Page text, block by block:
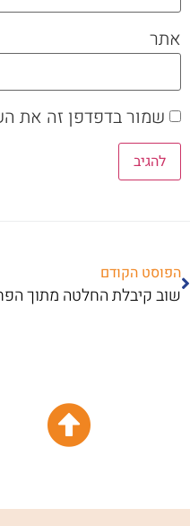
אתר
שמור בדפדפן זה את
הפוסט הקודם
שוב קיבלת החלטה מתוך